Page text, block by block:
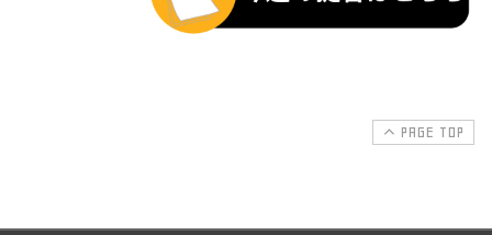
PAGE TOP